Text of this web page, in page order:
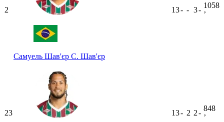
2
Самуель Шав'єр С. Шав'єр
13- - 3-
1058
ʼ
23 13- 2 2-
848
ʼ